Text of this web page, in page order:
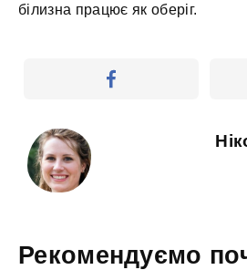
білизна працює як оберіг.
Рекомендуємо